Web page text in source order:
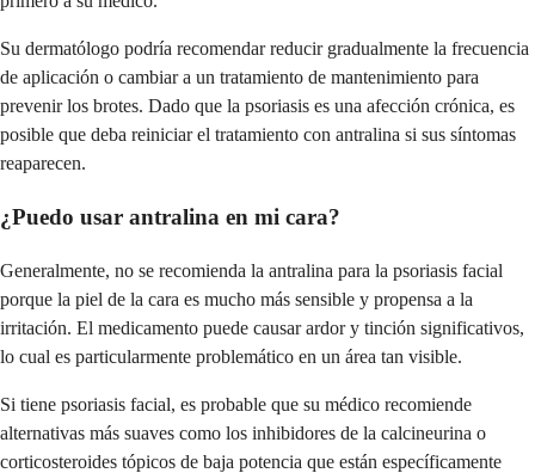
Su dermatólogo podría recomendar reducir gradualmente la frecuencia
de aplicación o cambiar a un tratamiento de mantenimiento para
prevenir los brotes. Dado que la psoriasis es una afección crónica, es
posible que deba reiniciar el tratamiento con antralina si sus síntomas
reaparecen.
¿Puedo usar antralina en mi cara?
Generalmente, no se recomienda la antralina para la psoriasis facial
porque la piel de la cara es mucho más sensible y propensa a la
irritación. El medicamento puede causar ardor y tinción significativos,
lo cual es particularmente problemático en un área tan visible.
Si tiene psoriasis facial, es probable que su médico recomiende
alternativas más suaves como los inhibidores de la calcineurina o
corticosteroides tópicos de baja potencia que están específicamente